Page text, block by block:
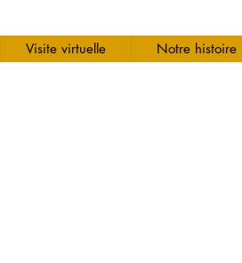
Visite virtuelle Notre histoire